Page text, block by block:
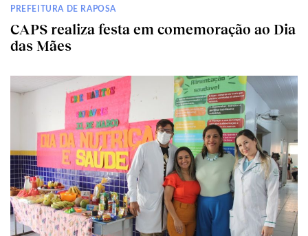
PREFEITURA DE RAPOSA
CAPS realiza festa em comemoração ao Dia
das Mães